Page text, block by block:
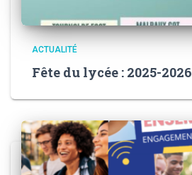
ACTUALITÉ
Fête du lycée : 2025-2026